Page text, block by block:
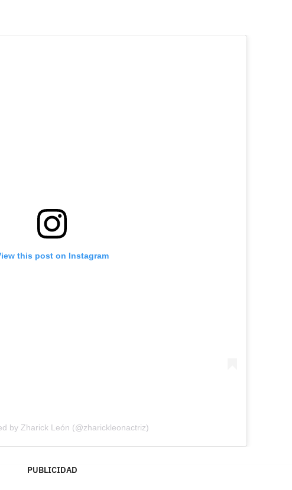
this post on Instagram
by Zharick León (@zharickleonactriz)
PUBLICIDAD